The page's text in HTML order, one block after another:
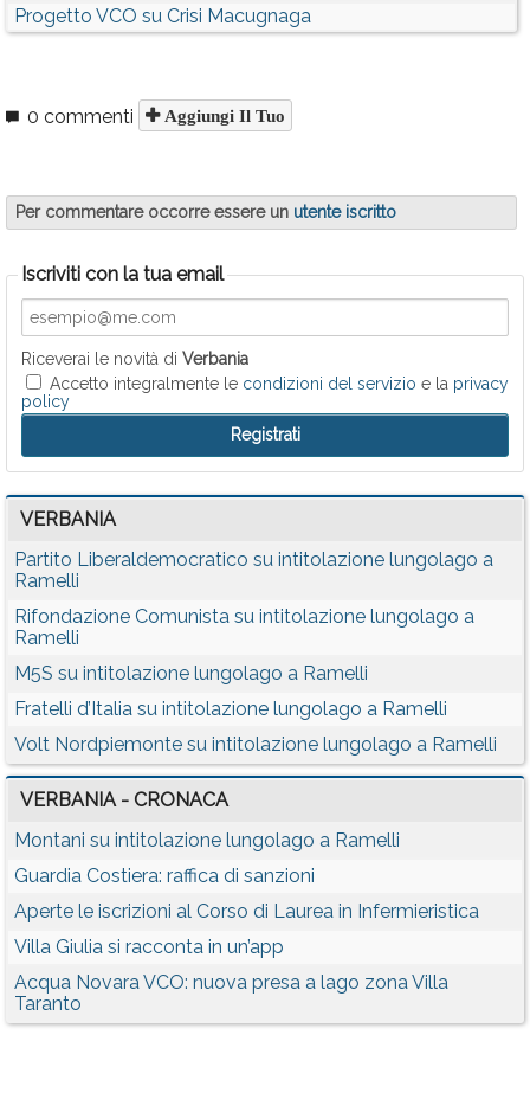
Progetto VCO su Crisi Macugnaga
0 commenti Aggiungi Il Tuo
Per commentare occorre essere un utente iscritto
Iscriviti con la tua email
Riceverai le novità di Verbania
Accetto integralmente le condizioni del servizio e la privacy
policy
VERBANIA
Partito Liberaldemocratico su intitolazione lungolago a
Ramelli
Rifondazione Comunista su intitolazione lungolago a
Ramelli
M5S su intitolazione lungolago a Ramelli
Fratelli d’Italia su intitolazione lungolago a Ramelli
Volt Nordpiemonte su intitolazione lungolago a Ramelli
VERBANIA - CRONACA
Montani su intitolazione lungolago a Ramelli
Guardia Costiera: raffica di sanzioni
Aperte le iscrizioni al Corso di Laurea in Infermieristica
Villa Giulia si racconta in un’app
Acqua Novara VCO: nuova presa a lago zona Villa
Taranto